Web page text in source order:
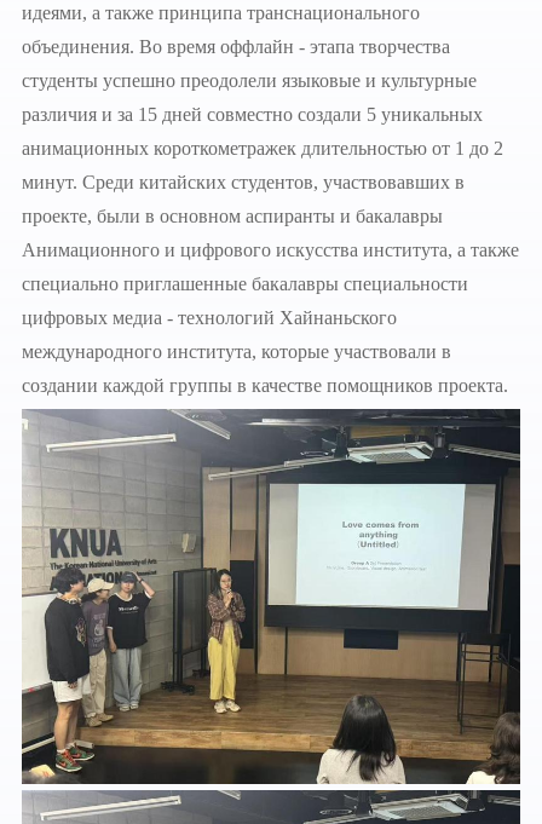
идеями, а также принципа транснационального
объединения. Во время оффлайн - этапа творчества
студенты успешно преодолели языковые и культурные
различия и за 15 дней совместно создали 5 уникальных
анимационных короткометражек длительностью от 1 до 2
минут. Среди китайских студентов, участвовавших в
проекте, были в основном аспиранты и бакалавры
Анимационного и цифрового искусства института, а также
специально приглашенные бакалавры специальности
цифровых медиа - технологий Хайнаньского
международного института, которые участвовали в
создании каждой группы в качестве помощников проекта.